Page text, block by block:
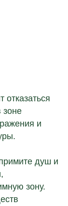
отказаться
зоне
и
душ и
зону.